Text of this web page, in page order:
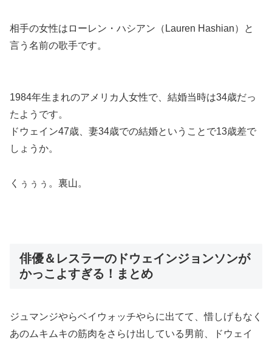
相手の女性は ローレン・ハシアン（Lauren Hashian）と
言う名前の歌手です。
1984年生まれのアメリカ人女性で、結婚当時は34歳だっ
たようです。
ドウェイン47歳、妻34歳での結婚ということで13歳差で
しょうか。
くぅぅぅ。裏山。
俳優＆レスラーのドウェインジョンソンが
かっこよすぎる！まとめ
ジュマンジやらベイウォッチやらに出てて、惜しげもなく
あのムキムキの筋肉をさらけ出している男前、ドウェイ